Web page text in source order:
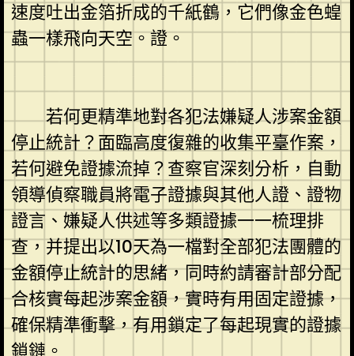
速度吐出金箔折成的千紙鶴，它們像金色蝗
蟲一樣飛向天空。證。
若何更精準地對各犯法嫌疑人涉案金額
停止統計？面臨高度復雜的收集平臺作案，
若何避免證據流掉？查察官深刻分析，自動
領導偵察職員將電子證據與其他人證、證物
證言、嫌疑人供述等多類證據一一梳理排
查，并提出以10天為一檔對全部犯法團體的
金額停止統計的思緒，同時約請審計部分配
合核實每起涉案金額，實時有用固定證據，
確保精準衝擊，有用鎖定了每起現實的證據
鎖鏈。